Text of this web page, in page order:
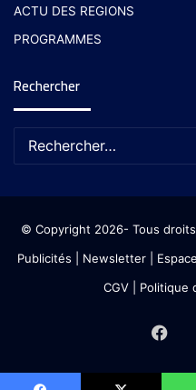
ACTU DES REGIONS
PROGRAMMES
Rechercher
© Copyright 2026- Tous
Publicités
Newsletter|
CGV| Politique